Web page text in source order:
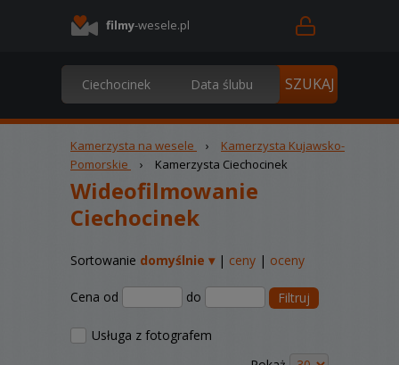
filmy-wesele.pl
Kamerzysta na wesele ›
Kamerzysta Kujawsko-
Pomorskie
› Kamerzysta Ciechocinek
Wideofilmowanie
Ciechocinek
Sortowanie domyślnie ▾| ceny | oceny
Cena od do Filtruj
Usługa z fotografem